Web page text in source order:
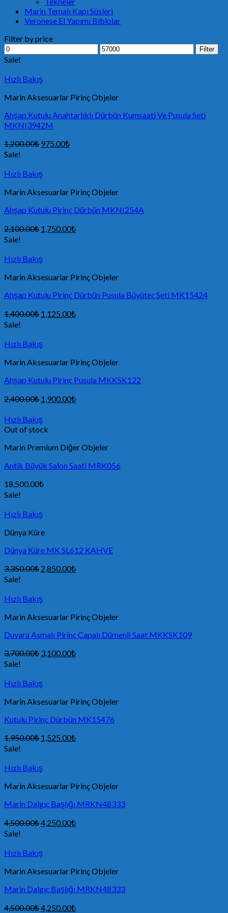
Marin Temalı Kapı Süsleri
Veronese El Yapımı Biblolar
Filter by price
Filter
Sale!
Hızlı Bakış
Marin Aksesuarlar Pirinç Objeler
Ahşap Kutulu Anahtarlıklı Dürbün Kumsaati Ve Pusula Seti
MKNI3942M
1,200.00₺ 975.00₺
Sale!
Hızlı Bakış
Marin Aksesuarlar Pirinç Objeler
Ahşap Kutulu Pirinç Dürbün MKNI254A
2,100.00₺ 1,750.00₺
Sale!
Hızlı Bakış
Marin Aksesuarlar Pirinç Objeler
Ahşap Kutulu Pirinç Dürbün Pusula Büyüteç Seti MK15424
1,400.00₺ 1,125.00₺
Sale!
Hızlı Bakış
Marin Aksesuarlar Pirinç Objeler
Ahşap Kutulu Pirinç Pusula MKKSK122
2,400.00₺ 1,900.00₺
Hızlı Bakış
Out of stock
Marin Premium Diğer Objeler
Antik Büyük Salon Saati MRK056
18,500.00₺
Sale!
Hızlı Bakış
Dünya Küre
Dünya Küre MK SL612 KAHVE
3,350.00₺ 2,850.00₺
Sale!
Hızlı Bakış
Marin Aksesuarlar Pirinç Objeler
Duvara Asmalı Pirinç Çapalı Dümenli Saat MKKSK109
3,700.00₺ 3,100.00₺
Sale!
Hızlı Bakış
Marin Aksesuarlar Pirinç Objeler
Kutulu Pirinç Dürbün MK15476
1,950.00₺ 1,525.00₺
Sale!
Hızlı Bakış
Marin Aksesuarlar Pirinç Objeler
Marin Dalgıç Başlığı MRKN48333
4,500.00₺4,250.00₺
Sale!
Hızlı Bakış
Marin Aksesuarlar Pirinç Objeler
Marin Dalgıç Başlığı MRKN48333
4,500.00₺4,250.00₺